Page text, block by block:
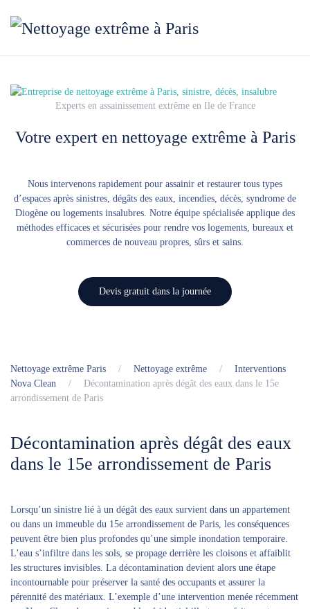
Accéder au contenu principal
Experts en assainissement extrême en Ile de France
Votre expert en nettoyage extrême à Paris
Nous intervenons rapidement pour assainir et restaurer tous types
d’espaces après sinistres, dégâts des eaux, incendies, décès, syndrome de
Diogène ou logements insalubres. Notre équipe spécialisée applique des
méthodes efficaces et sécurisées pour rendre vos logements, bureaux et
commerces de nouveau propres, sûrs et sains.
Devis gratuit dans la journée
Nettoyage extrême Paris Nettoyage extrême
Interventions
Nova Clean
Décontamination après dégât des eaux dans le 15e
arrondissement de Paris
Décontamination après dégât des eaux
dans le 15e arrondissement de Paris
Lorsqu’un sinistre lié à un dégât des eaux survient dans un appartement
ou dans un immeuble du 15e arrondissement de Paris, les conséquences
peuvent être bien plus profondes qu’une simple inondation temporaire.
L’eau s’infiltre dans les sols, se propage derrière les cloisons et affaiblit
les structures invisibles. La décontamination devient alors une étape
incontournable pour préserver la santé des occupants et assurer la
pérennité des matériaux. L’exemple d’une intervention menée récemment